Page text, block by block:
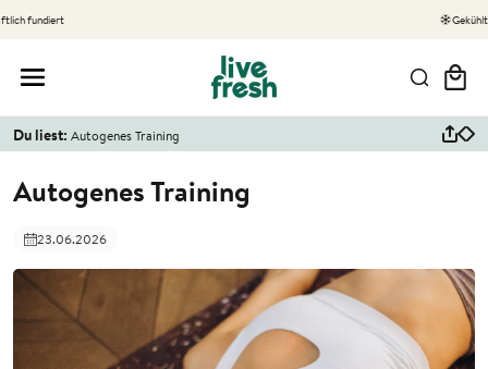
Du liest: Autogenes Training
Autogenes Training
23.06.2026